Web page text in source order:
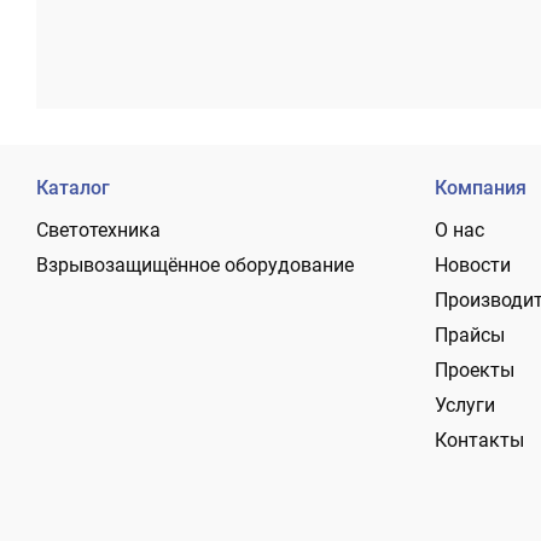
Каталог
Светотехника
Взрывозащищённое оборудование
Компания
О нас
Новости
Прайсы
Проекты
Услуги
Контакты